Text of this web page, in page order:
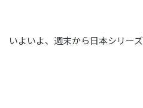
いよいよ、週末から日本シリー